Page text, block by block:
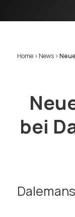
Home > News >
bei